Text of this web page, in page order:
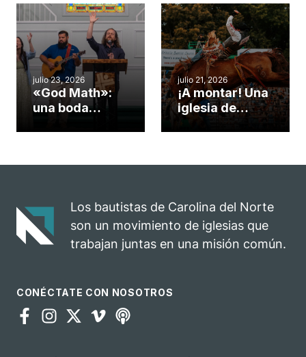
Cary se
convirtió en un
insólito campo
misionero te
cuento
obra de Dios
durante la
Semana
ServeNC
julio 23, 2026
«God Math»:
una boda
celebra el
julio 21, 2026
¡A montar! Una
iglesia de
rodeo anual en
para el
ministerio
Los bautistas de Carolina del Norte
son un movimiento de iglesias que
trabajan juntas en una misión común.
CONÉCTATE CON NOSOTROS